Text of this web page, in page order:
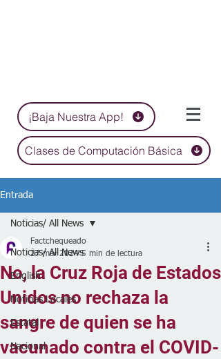
¡Baja Nuestra App!
Clases de Computación Básica
Entrada
Noticias/ All News
English
Noticias Locales
Estatal
Nacional
Noticias/ All News
No, la Cruz Roja de Estados
Unidos no rechaza la
sangre de quien se ha
vacunado contra el COVID-
Factchequeado
27 mar 2024 5 min de lectura